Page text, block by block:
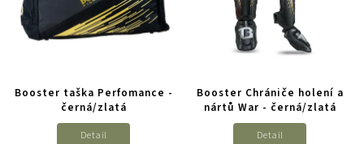
Booster taška Perfomance -
černá/zlatá
Detail
Booster Chrániče holení a
nártů War - černá/zlatá
Detail